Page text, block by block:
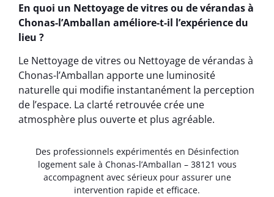
En quoi un Nettoyage de vitres ou de vérandas à
Chonas-l’Amballan améliore-t-il l’expérience du
lieu ?
Le Nettoyage de vitres ou Nettoyage de vérandas à
Chonas-l’Amballan apporte une luminosité
naturelle qui modifie instantanément la perception
de l’espace. La clarté retrouvée crée une
atmosphère plus ouverte et plus agréable.
Des professionnels expérimentés en Désinfection
logement sale à Chonas-l’Amballan – 38121 vous
accompagnent avec sérieux pour assurer une
intervention rapide et efficace.